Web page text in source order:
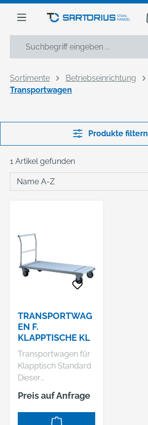
springen
Sortimente Betriebseinrichtung
Transportwagen
Produkte filtern
1 Artikel gefunden
TRANSPORTWAG
EN F.
KLAPPTISCHE KL
Transportwagen für
Klapptisch Standard
Dieser
Transportwagen ist
für beide
Tischgrößen nutzbar.
Preis auf Anfrage